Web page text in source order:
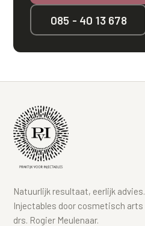
085 - 40 13 678
Natuurlijk resultaat, eerlijk advies.
Injectables door cosmetisch arts
drs. Rogier Meulenaar.